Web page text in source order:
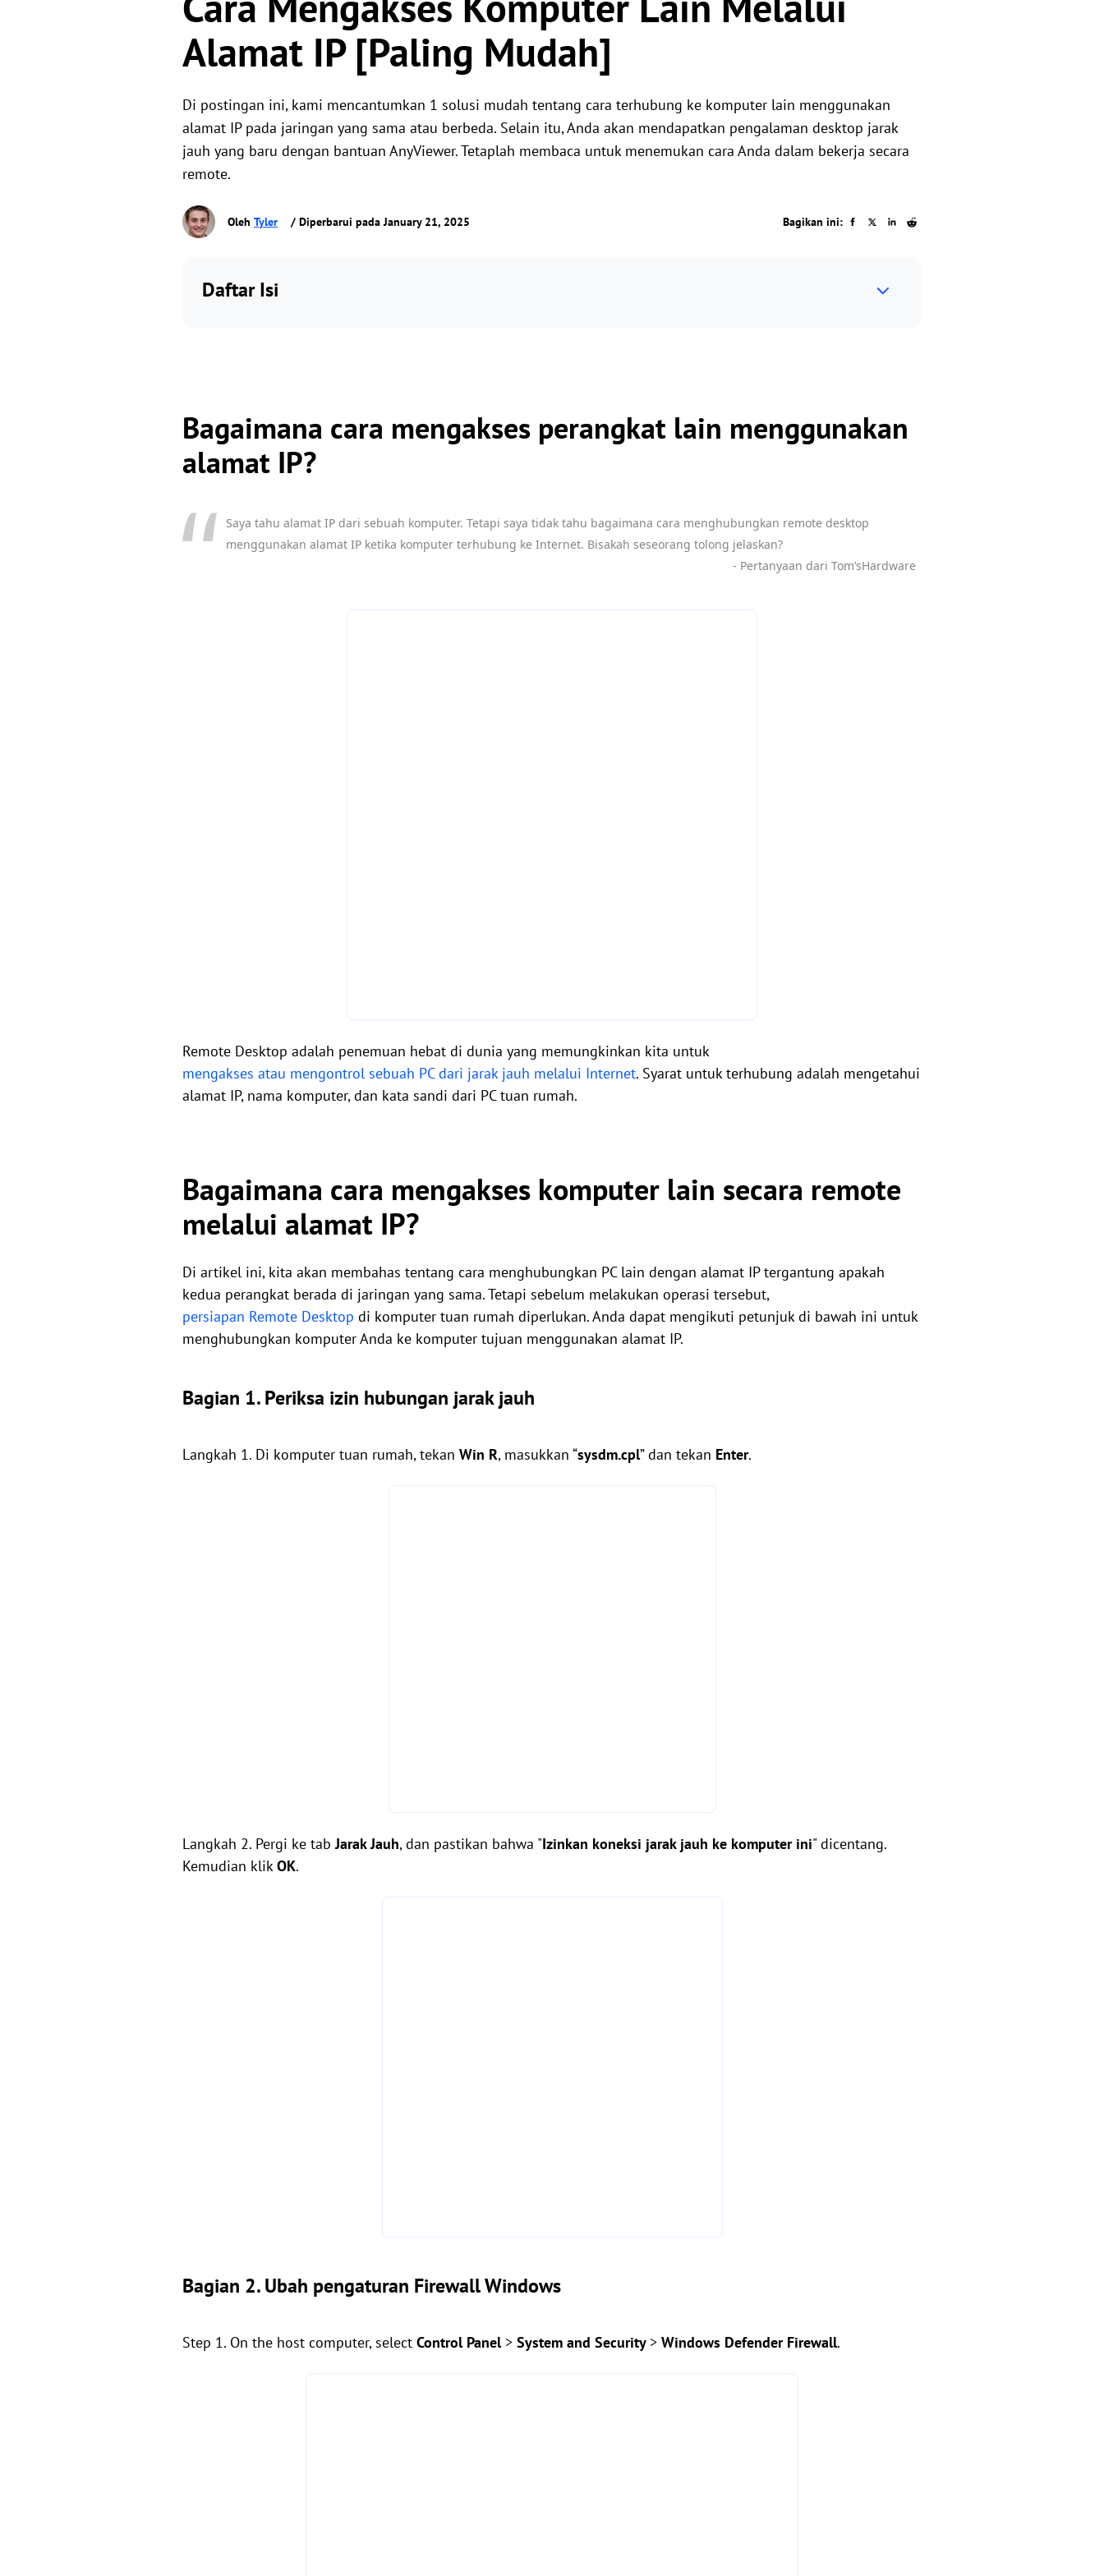
Kendalikan server luar negeri dengan
mudah
Kelola akses pengguna dengan izin fleksibel.
Alamat IP [Paling Mudah]
Di postingan ini, kami mencantumkan 1 solusi mudah tentang cara terhubung ke komputer lain menggunakan
alamat IP pada jaringan yang sama atau berbeda. Selain itu, Anda akan mendapatkan pengalaman desktop jarak
jauh yang baru dengan bantuan AnyViewer. Tetaplah membaca untuk menemukan cara Anda dalam bekerja secara
remote.
Oleh Tyler / Diperbarui pada January 21, 2025 Bagikan ini:
Daftar Isi
Bagaimana cara mengakses perangkat lain menggunakan
alamat IP?
Saya tahu alamat IP dari sebuah komputer. Tetapi saya tidak tahu bagaimana cara menghubungkan remote desktop
menggunakan alamat IP ketika komputer terhubung ke Internet. Bisakah seseorang tolong jelaskan?
- Pertanyaan dari Tom’sHardware
Remote Desktop adalah penemuan hebat di dunia yang memungkinkan kita untuk
mengakses atau mengontrol sebuah PC dari jarak jauh melalui Internet. Syarat untuk terhubung adalah mengetahui
alamat IP, nama komputer, dan kata sandi dari PC tuan rumah.
Bagaimana cara mengakses komputer lain secara remote
melalui alamat IP?
Di artikel ini, kita akan membahas tentang cara menghubungkan PC lain dengan alamat IP tergantung apakah
kedua perangkat berada di jaringan yang sama. Tetapi sebelum melakukan operasi tersebut,
persiapan Remote Desktop di komputer tuan rumah diperlukan. Anda dapat mengikuti petunjuk di bawah ini untuk
menghubungkan komputer Anda ke komputer tujuan menggunakan alamat IP.
Bagian 1. Periksa izin hubungan jarak jauh
Langkah 1. Di komputer tuan rumah, tekan Win R, masukkan “sysdm.cpl” dan tekan Enter.
Langkah 2. Pergi ke tabJarak Jauh, dan pastikan bahwa "Izinkan koneksi jarak jauh ke komputer ini" dicentang.
Kemudian klikOK.
Bagian 2. Ubah pengaturan Firewall Windows
Step 1. On the host computer, select Control Panel > System and Security > Windows Defender Firewall.